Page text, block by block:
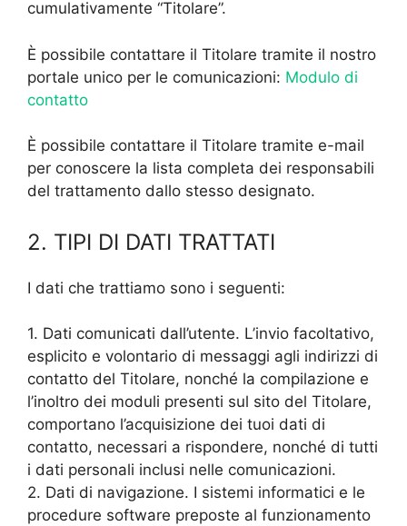
cumulativamente “Titolare”.
È possibile contattare il Titolare tramite il nostro
portale unico per le comunicazioni: Modulo di
contatto
È possibile contattare il Titolare tramite e-mail
per conoscere la lista completa dei responsabili
del trattamento dallo stesso designato.
2. TIPI DI DATI TRATTATI
I dati che trattiamo sono i seguenti:
1. Dati comunicati dall’utente. L’invio facoltativo,
esplicito e volontario di messaggi agli indirizzi di
contatto del Titolare, nonché la compilazione e
l’inoltro dei moduli presenti sul sito del Titolare,
comportano l’acquisizione dei tuoi dati di
contatto, necessari a rispondere, nonché di tutti
i dati personali inclusi nelle comunicazioni.
2. Dati di navigazione. I sistemi informatici e le
procedure software preposte al funzionamento